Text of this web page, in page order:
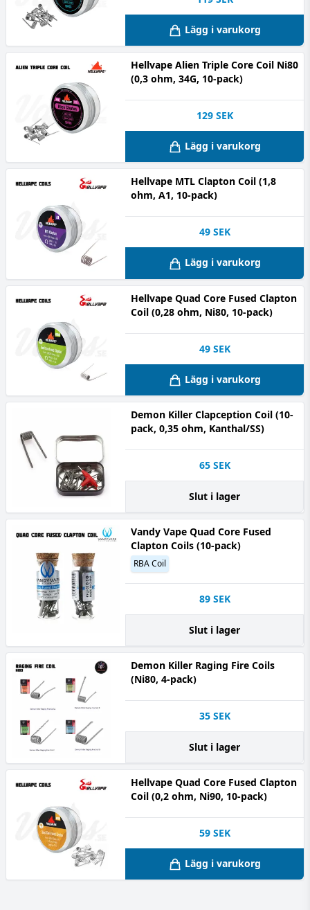
Lägg i varukorg
Hellvape Alien Triple Core Coil Ni80
(0,3 ohm, 34G, 10-pack)
129 SEK
Lägg i varukorg
Hellvape MTL Clapton Coil (1,8
ohm, A1, 10-pack)
49 SEK
Lägg i varukorg
Hellvape Quad Core Fused Clapton
Coil (0,28 ohm, Ni80, 10-pack)
49 SEK
Lägg i varukorg
Demon Killer Clapception Coil (10-
pack, 0,35 ohm, Kanthal/SS)
65 SEK
Slut i lager
Vandy Vape Quad Core Fused
Clapton Coils (10-pack)
RBA Coil
89 SEK
Slut i lager
Demon Killer Raging Fire Coils
(Ni80, 4-pack)
35 SEK
Slut i lager
Hellvape Quad Core Fused Clapton
Coil (0,2 ohm, Ni90, 10-pack)
59 SEK
Lägg i varukorg